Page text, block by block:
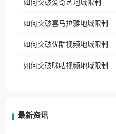
台湾、美国、加
权限制所困扰。
播放”的提示语。 海外用户如香港、澳门、台湾、美
国、加拿大、澳
制问题，且仅能在中国
户收听网易云音
如何突破爱奇艺地域限制
如何突破喜马拉雅地域限制
如何突破优酷视频地域限制
如何突破咪咕视频地域限制
最新资讯